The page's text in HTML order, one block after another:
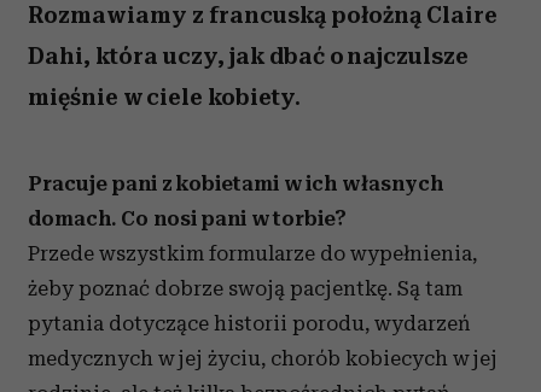
Rozmawiamy z francuską położną Claire
Dahi, która uczy, jak dbać o najczulsze
mięśnie w ciele kobiety.
Pracuje pani z kobietami w ich własnych
domach. Co nosi pani w torbie?
Przede wszystkim formularze do wypełnienia,
żeby poznać dobrze swoją pacjentkę. Są tam
pytania dotyczące historii porodu, wydarzeń
medycznych w jej życiu, chorób kobiecych w jej